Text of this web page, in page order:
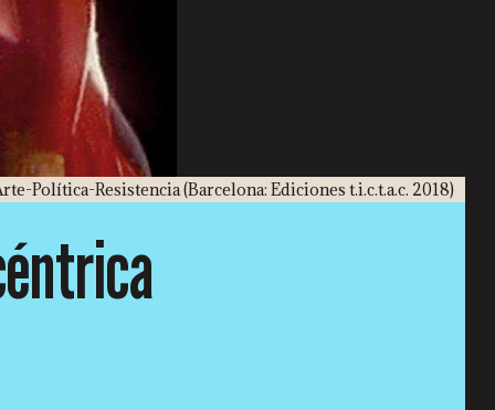
Política-Resistencia (Barcelona: Ediciones t.i.c.t.a.c. 2018)